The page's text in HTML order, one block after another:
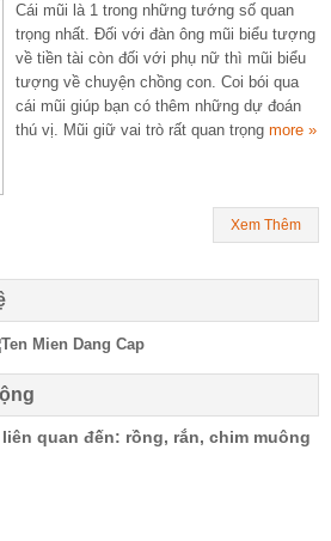
Cái mũi là 1 trong những tướng số quan
trọng nhất. Đối với đàn ông mũi biểu tượng
về tiền tài còn đối với phụ nữ thì mũi biểu
tượng về chuyện chồng con. Coi bói qua
cái mũi giúp bạn có thêm những dự đoán
thú vị. Mũi giữ vai trò rất quan trọng more »
Xem Thêm
quan đến: rồng, rắn, chim muông